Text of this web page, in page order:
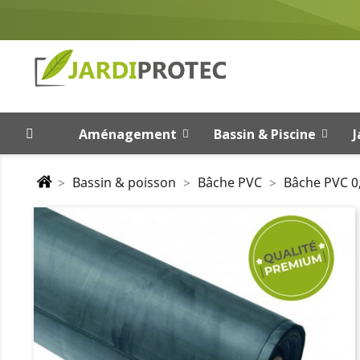
Aménagement Bassin & Piscine
Bassin & poisson Bâche PVC Bâche PVC